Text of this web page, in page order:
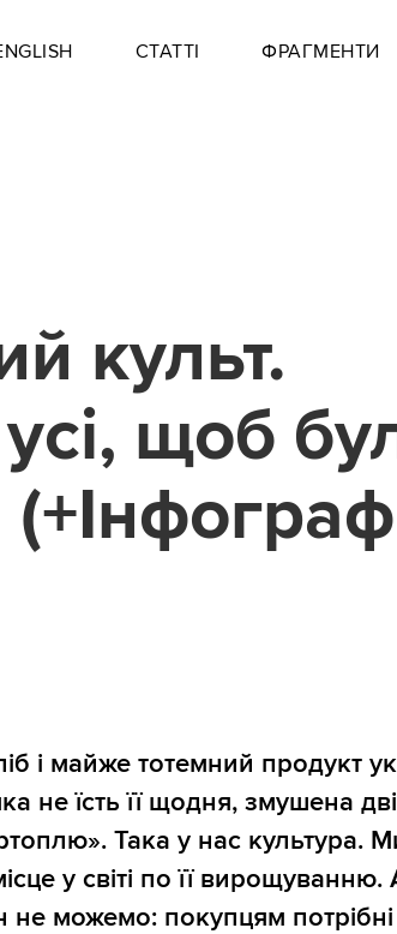
СТАТТІ ФРАГМЕНТИ
культ.
щоб
і майже тотемний продукт
не їсть її щодня, змушена
Така у нас культура.
у світі по її вирощуванню.
можемо: покупцям потрібні